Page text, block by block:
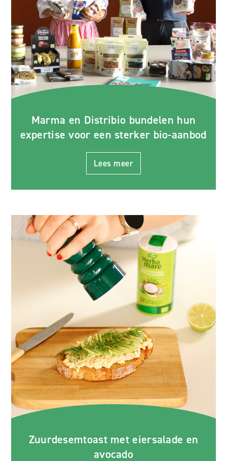
Marma en Distribio bundelen hun
expertise voor een sterker bio-aanbod
Lees meer
Zuurdesemtoast met eiersalade en
avocado